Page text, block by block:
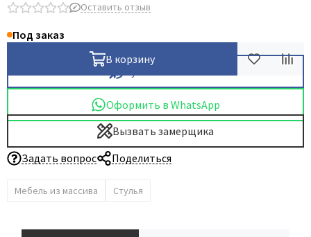
Оставить отзыв
Под заказ
В корзину
Оформить в WhatsApp
Вызвать замерщика
Задать вопрос
Поделиться
Мебель из массива Стулья